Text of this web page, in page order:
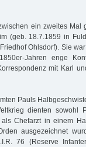
ein zweites Mal
(geb. 18.7.1859 in
Ohlsdorf). Sie
Jahren enge
mit Karl
Pauls
dienten sowohl
Chefarzt in einem
ausgezeichnet
76 (Reserve